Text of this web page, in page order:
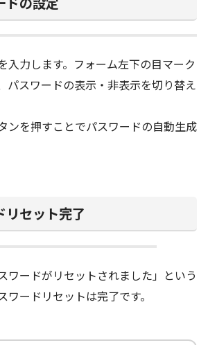
入力します。フォーム左下の目マーク
パスワードの表示・非表示を切り替え
ンを押すことでパスワードの自動生成
リセット完了
ワードがリセットされました」という
ワードリセットは完了です。